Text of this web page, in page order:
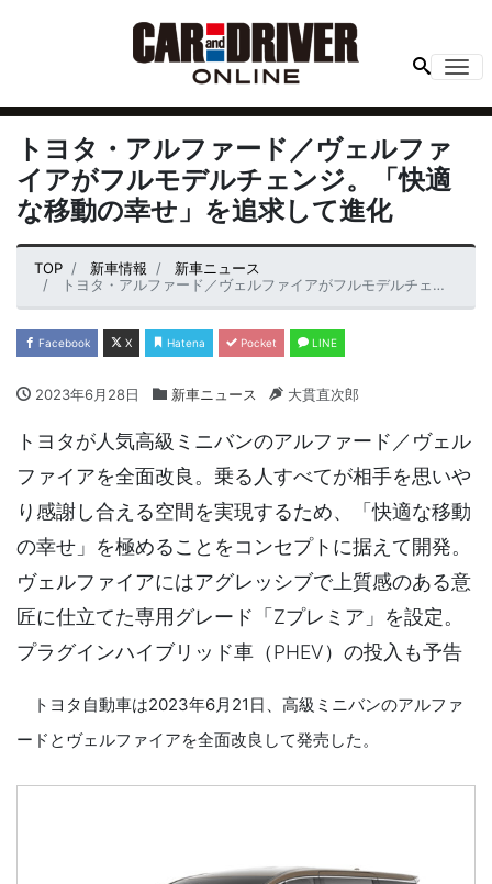
トヨタ・アルファード／ヴェルファ
イアがフルモデルチェンジ。「快適
な移動の幸せ」を追求して進化
TOP 新車情報
新車ニュース
トヨタ・アルファード／ヴェルファイアがフルモデルチェンジ。「快適な移動の幸せ」を追求して進化
Facebook X Hatena Pocket LINE
2023年6月28日 新車ニュース 大貫直次郎
トヨタが人気高級ミニバンのアルファード／ヴェル
ファイアを全面改良。乗る人すべてが相手を思いや
り感謝し合える空間を実現するため、「快適な移動
の幸せ」を極めることをコンセプトに据えて開発。
ヴェルファイアにはアグレッシブで上質感のある意
匠に仕立てた専用グレード「Zプレミア」を設定。
プラグインハイブリッド車（PHEV）の投入も予告
トヨタ自動車は2023年6月21日、高級ミニバンのアルファ
ードとヴェルファイアを全面改良して発売した。